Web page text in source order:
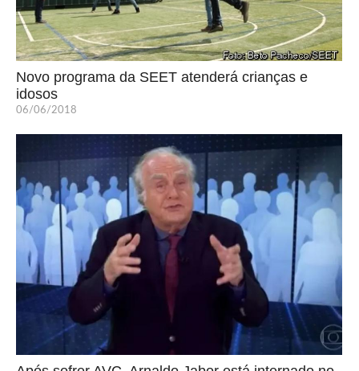
Novo programa da SEET atenderá crianças e
idosos
06/06/2018